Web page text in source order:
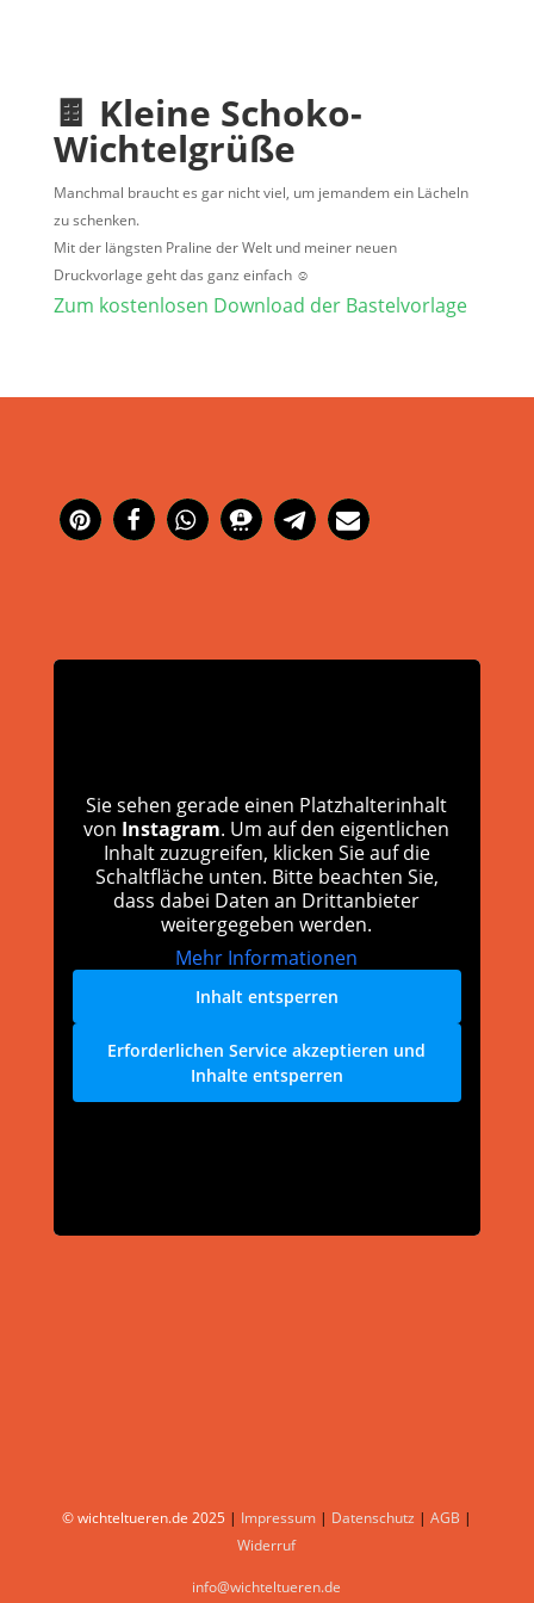
🍫 Kleine Schoko-
Wichtelgrüße
Manchmal braucht es gar nicht viel, um jemandem ein Lächeln
zu schenken.
Mit der längsten Praline der Welt und meiner neuen
Druckvorlage geht das ganz einfach ☺️
Zum kostenlosen Download der Bastelvorlage
Sie sehen gerade einen Platzhalterinhalt
von Instagram. Um auf den eigentlichen
Inhalt zuzugreifen, klicken Sie auf die
Schaltfläche unten. Bitte beachten Sie,
dass dabei Daten an Drittanbieter
weitergegeben werden.
Mehr Informationen
Inhalt entsperren
Erforderlichen Service akzeptieren und
Inhalte entsperren
©️ wichteltueren.de 2025 | Impressum| Datenschutz | AGB |
Widerruf
info@wichteltueren.de